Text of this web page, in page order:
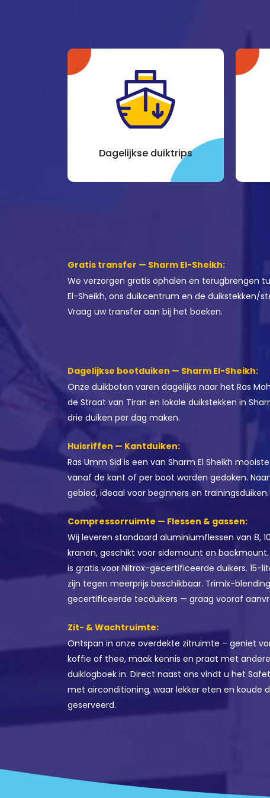
Dagelijkse duiktrips
Gratis transfer — Sharm El-Sheikh:
We verzorgen gratis ophalen en terugbrengen
El-Sheikh, ons duikcentrum en de duikstekken/
Vraag uw transfer aan bij het boeken.
Dagelijkse bootduiken — Sharm El-Sheikh:
Onze duikboten varen dagelijks naar het Ras
de Straat van Tiran en lokale duikstekken in
drie duiken per dag maken.
Huisriffen — Kantduiken:
Ras Umm Sid is een van Sharm El Sheikh
vanaf de kant of per boot worden gedoken.
gebied, ideaal voor beginners en trainingsduiken.
Compressorruimte — Flessen & gassen:
Wij leveren standaard aluminiumflessen van 8,
kranen, geschikt voor sidemount en backmount.
is gratis voor Nitrox-gecertificeerde duikers. 15-
zijn tegen meerprijs beschikbaar. Trimix-
gecertificeerde tecduikers — graag vooraf
Zit- & Wachtruimte:
Ontspan in onze overdekte zitruimte – geniet
koffie of thee, maak kennis en praat met
duiklogboek in. Direct naast ons vindt u het
met airconditioning, waar lekker eten en koude
geserveerd.